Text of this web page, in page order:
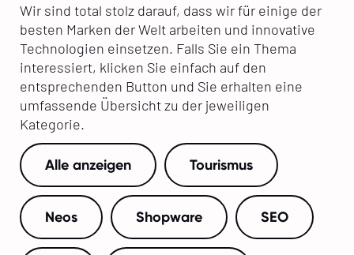
Wir sind total stolz darauf, dass wir für einige der
besten Marken der Welt arbeiten und innovative
Technologien einsetzen. Falls Sie ein Thema
interessiert, klicken Sie einfach auf den
entsprechenden Button und Sie erhalten eine
umfassende Übersicht zu der jeweiligen
Kategorie.
Alle anzeigen Tourismus
Neos Shopware SEO